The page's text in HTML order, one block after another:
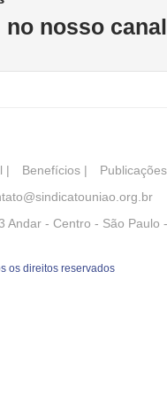
no nosso canal
| Benefícios | Publicações
Andar - Centro - São Paulo
os direitos reservados